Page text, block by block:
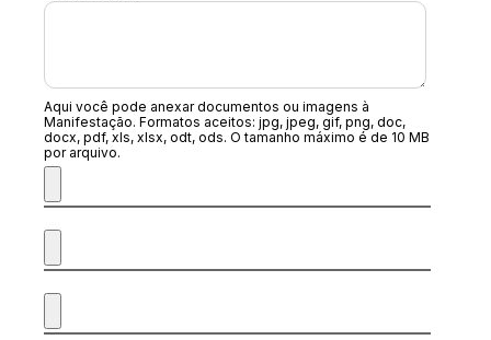
Aqui você pode anexar documentos ou imagens à
Manifestação. Formatos aceitos: jpg, jpeg, gif, png, doc,
docx, pdf, xls, xlsx, odt, ods. O tamanho máximo é de 10 MB
por arquivo.